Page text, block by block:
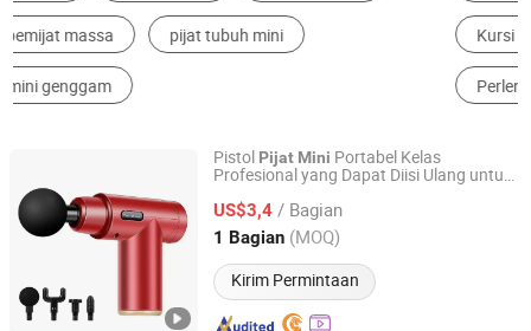
Kursi Pijat Perlengkapan Yoga
Pistol Pijat Mini Portabel Kelas
Profesional yang Dapat Diisi Ulang untuk
US$3,4 / Bagian
1 Bagian (MOQ)
Kirim Permintaan
Wenzhou Shifengxu Technology Co., Ltd.
Zhejiang, China Harga mulai 2026